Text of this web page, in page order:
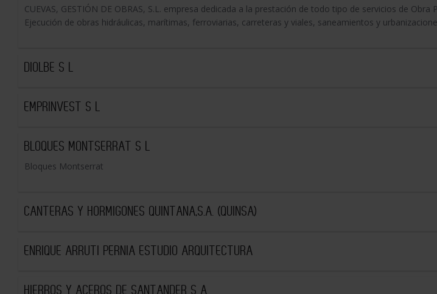
CUEVAS, GESTIÓN DE OBRAS, S.L. empresa dedicada a la prestación de todo tipo de servicios de Obra
Ejecución de obras hidráulicas, marítimas, ferroviarias, carreteras y viales, saneamientos y
DIOLBE S L
EMPRINVEST S L
BLOQUES MONTSERRAT S L
Bloques Montserrat
CANTERAS Y HORMIGONES QUINTANA,S.A. (QUINSA)
ENRIQUE ARRUTI PERNIA ESTUDIO ARQUITECTURA
HIERROS Y ACEROS DE SANTANDER S A